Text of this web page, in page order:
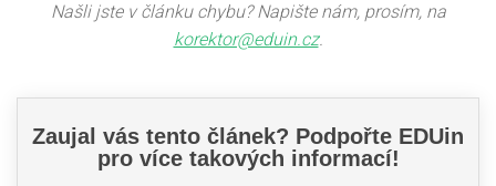
Našli jste v článku chybu? Napište nám, prosím, na
korektor@eduin.cz.